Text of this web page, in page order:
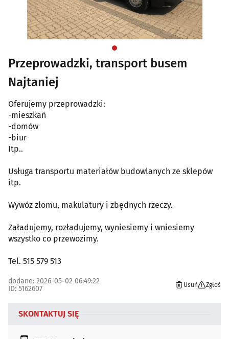
Przeprowadzki, transport busem
Najtaniej
Oferujemy przeprowadzki:
-mieszkań
-domów
-biur
Itp..
Usługa transportu materiałów budowlanych ze sklepów
itp.
Wywóz złomu, makulatury i zbędnych rzeczy.
Załadujemy, rozładujemy, wyniesiemy i wniesiemy
wszystko co przewozimy.
Tel. 515 579 513
dodane: 2026-05-02 06:49:22
ID: 5162607
Usuń Zgłoś
SKONTAKTUJ SIĘ